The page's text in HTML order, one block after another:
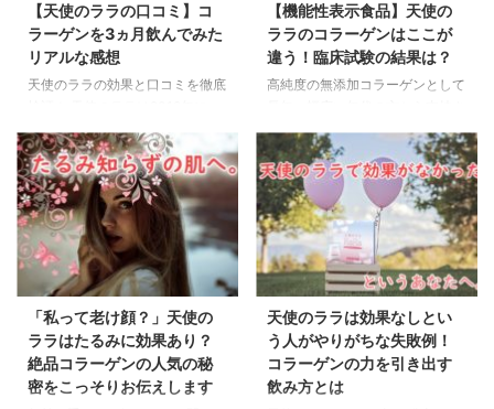
【天使のララの口コミ】コ
ラーゲンを3ヵ月飲んでみた
リアルな感想
天使のララの効果と口コミを徹底
JARO（日本マーケティングリサ
ーチ機構）によって実施されたイ
ンターネット調査において、【美
肌満足度】【品質満足度】【医療
関係者が推奨する液体コラーゲ
ン】の3部門で第１位を獲得して
います。 2000年の発売依頼「手
軽に飲めるのに肌にハリや弾力が
戻った」と評判のコラーゲンは、
今では不動の人気商品になってい
ます。 芸能人やモデルさんにも
天使のララを飲んでいる方は多く
て、ある美肌女優さんがテレビで
【機能性表示食品】天使の
ララのコラーゲンはここが
違う！臨床試験の結果は？
高純度の無添加コラーゲンとして
れてきた天使のララは、2019年
の秋に機性表示食品として新たに
生まれ変わりました。 機能性表
示食品のコラーゲンとそうではな
いコラーゲンの違いって気になり
ますよね。 機能性表示食品の天
使のララは他のコラーゲンにはな
い大きな特徴があります。 それ
れている」と言う事です。 この
記事では、天使のララにはどの様
な効果が期待できるのかを紹介し
ていきたいと思います。 飲みや
「私って老け顔？」天使の
ララはたるみに効果あり？
絶品コラーゲンの人気の秘
密をこっそりお伝えします
天使のララは効果なしとい
う人がやりがちな失敗例！
コラーゲンの力を引き出す
飲み方とは